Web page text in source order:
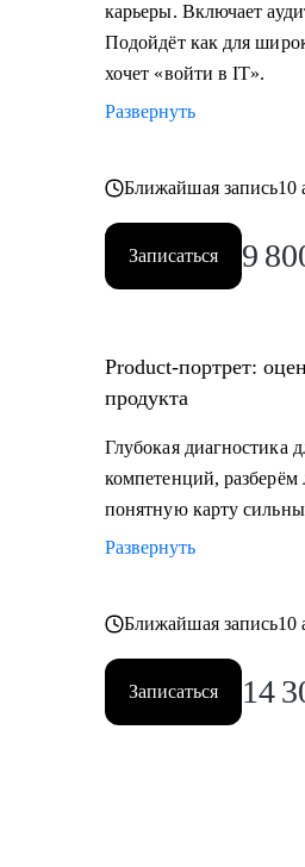
карьеры. Включает
Подойдёт как для
хочет «войти в IT».
Развернуть
Ближайшая запись10
Записаться 9
Product‑портрет:
продукта
Глубокая диагностика
компетенций,
понятную карту
Развернуть
Ближайшая запись10
Записаться 14